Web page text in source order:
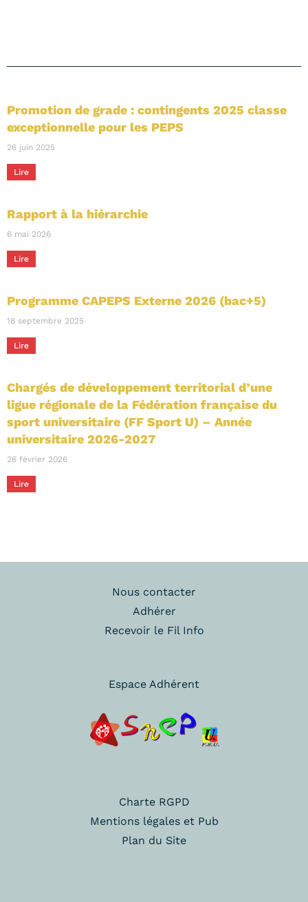
Promotion de grade : contingents 2025 classe
exceptionnelle pour les PEPS
26 juin 2025
Lire
Rapport à la hiérarchie
6 mai 2026
Lire
Programme CAPEPS Externe 2026 (bac+5)
18 septembre 2025
Lire
Chargés de développement territorial d’une
ligue régionale de la Fédération française du
sport universitaire (FF Sport U) – Année
universitaire 2026-2027
26 février 2026
Lire
Nous contacter
Adhérer
Recevoir le Fil Info
Espace Adhérent
Charte RGPD
Mentions légales et Pub
Plan du Site